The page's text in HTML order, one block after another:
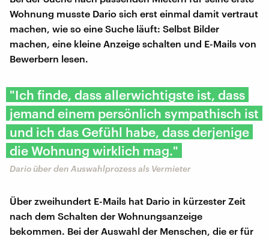
Wohnung musste Dario sich erst einmal damit vertraut
machen, wie so eine Suche läuft: Selbst Bilder
machen, eine kleine Anzeige schalten und E-Mails von
Bewerbern lesen.
"Ich finde, dass allerwichtigste ist, dass
jemand einem persönlich sympathisch ist
und ich das Gefühl habe, dass derjenige
die Wohnung wirklich mag."
Dario über den Auswahlprozess als Vermieter
Über zweihundert E-Mails hat Dario in kürzester Zeit
nach dem Schalten der Wohnungsanzeige
bekommen. Bei der Auswahl der Menschen, die er für